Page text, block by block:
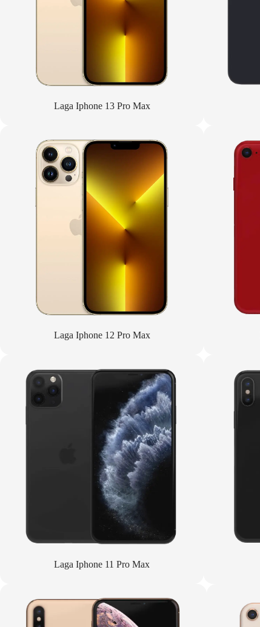
Laga Iphone 13 Pro Max
Laga Iphone 12 Pro Max
Laga Iphone 11 Pro Max